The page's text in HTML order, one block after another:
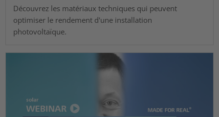
Découvrez les matériaux techniques qui peuvent
optimiser le rendement d'une installation
photovoltaïque.